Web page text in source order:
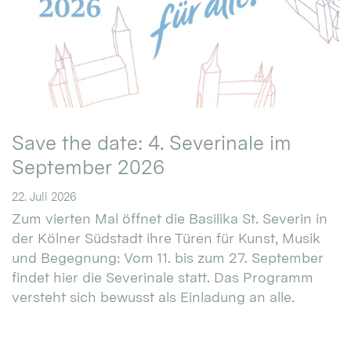
Save the date: 4. Severinale im
September 2026
22. Juli 2026
Zum vierten Mal öffnet die Basilika St. Severin in
der Kölner Südstadt ihre Türen für Kunst, Musik
und Begegnung: Vom 11. bis zum 27. September
findet hier die Severinale statt. Das Programm
versteht sich bewusst als Einladung an alle.